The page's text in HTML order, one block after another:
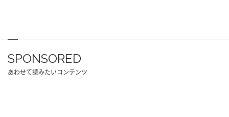
SPONSORED
あわせて読みたいコンテンツ